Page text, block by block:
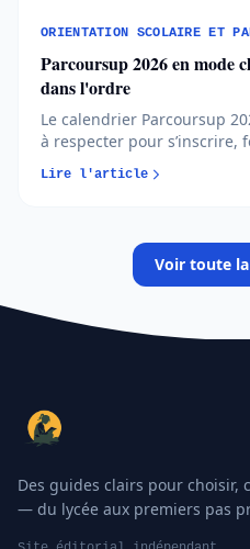
ORIENTATION SCOLAIRE ET
Parcoursup 2026 en mode
dans l'ordre
Le calendrier Parcoursup
à respecter pour s’inscrire,
répondre aux propositions.
permet d’éviter les erreurs
Lire l'article
Voir toute
Des guides clairs pour choisir,
— du lycée aux premiers pas